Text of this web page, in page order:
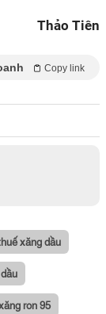
Thảo Tiên
Copy link
xăng dầu
ron 95